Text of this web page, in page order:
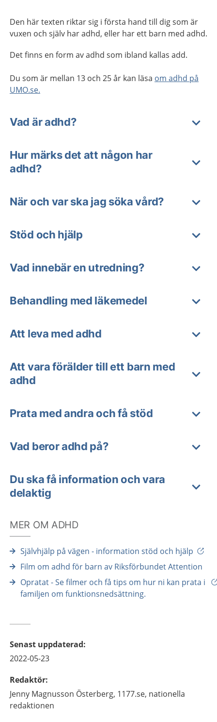
Den här texten riktar sig i första hand till dig som är
vuxen och själv har adhd, eller har ett barn med adhd.
Det finns en form av adhd som ibland kallas add.
Du som är mellan 13 och 25 år kan läsa om adhd på
UMO.se.
Vad är adhd?
Hur märks det att någon har
adhd?
När och var ska jag söka vård?
Stöd och hjälp
Vad innebär en utredning?
Behandling med läkemedel
Att leva med adhd
Att vara förälder till ett barn med
adhd
Prata med andra och få stöd
Vad beror adhd på?
Du ska få information och vara
delaktig
MER OM ADHD
Självhjälp på vägen - information stöd och hjälp
Film om adhd för barn av Riksförbundet Attention
Opratat - Se filmer och få tips om hur ni kan prata i
familjen om funktionsnedsättning.
Senast uppdaterad:
2022-05-23
Redaktör:
Jenny Magnusson Österberg, 1177.se, nationella
redaktionen